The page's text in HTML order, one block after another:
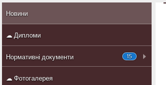
Новини
☁ Дипломи
15
Нормативні документи
☁ Фотогалерея